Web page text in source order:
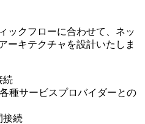
ックフローに合わせて、ネッ
ーキテクチャを設計いたしま
続
種サービスプロバイダーとの
接続